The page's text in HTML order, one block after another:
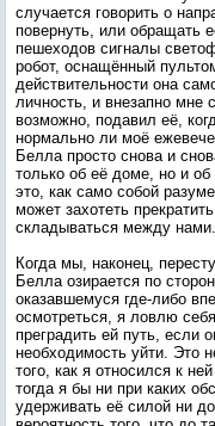
случается говорить о
повернуть, или обращать
пешеходов сигналы
робот, оснащённый
действительности она
личность, и внезапно мне
возможно, подавил её,
нормально ли моё
Белла просто снова и
только об её доме, но и
это, как само собой
может захотеть
складываться между нами.
Когда мы, наконец,
Белла озирается по
оказавшемуся где-либо
осмотреться, я ловлю
преградить ей путь, если
необходимость уйти. Это
того, как я относился к
тогда я бы ни при каких
удерживать её силой ни